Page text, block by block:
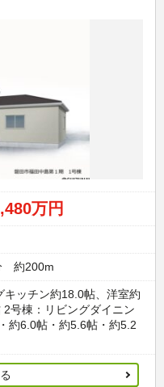
万円
約200m
ッチン約18.0帖、洋室約
号棟：リビングダイニン
約6.0帖・約5.6帖・約5.2